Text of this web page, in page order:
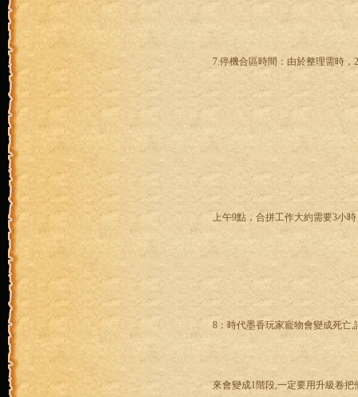
7.停機合區時間：由於整理需時，
上午9點，合拼工作大約需要3小
8：時代墨香玩家寵物會變成死亡
來會變成1階段,一定要用升級卷